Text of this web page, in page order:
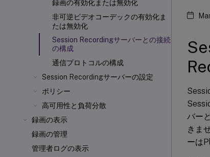
録画の有効化または無効化
非可逆ビデオコーデックの有効化ま
たは無効化
Session Recordingサーバーとの接続
の構成
通信プロトコルの構成
Session Recordingサーバーの設定
ポリシー
高可用性と負荷分散
録画の表示
録画の管理
管理者ログの表示
バー
きま
ーは